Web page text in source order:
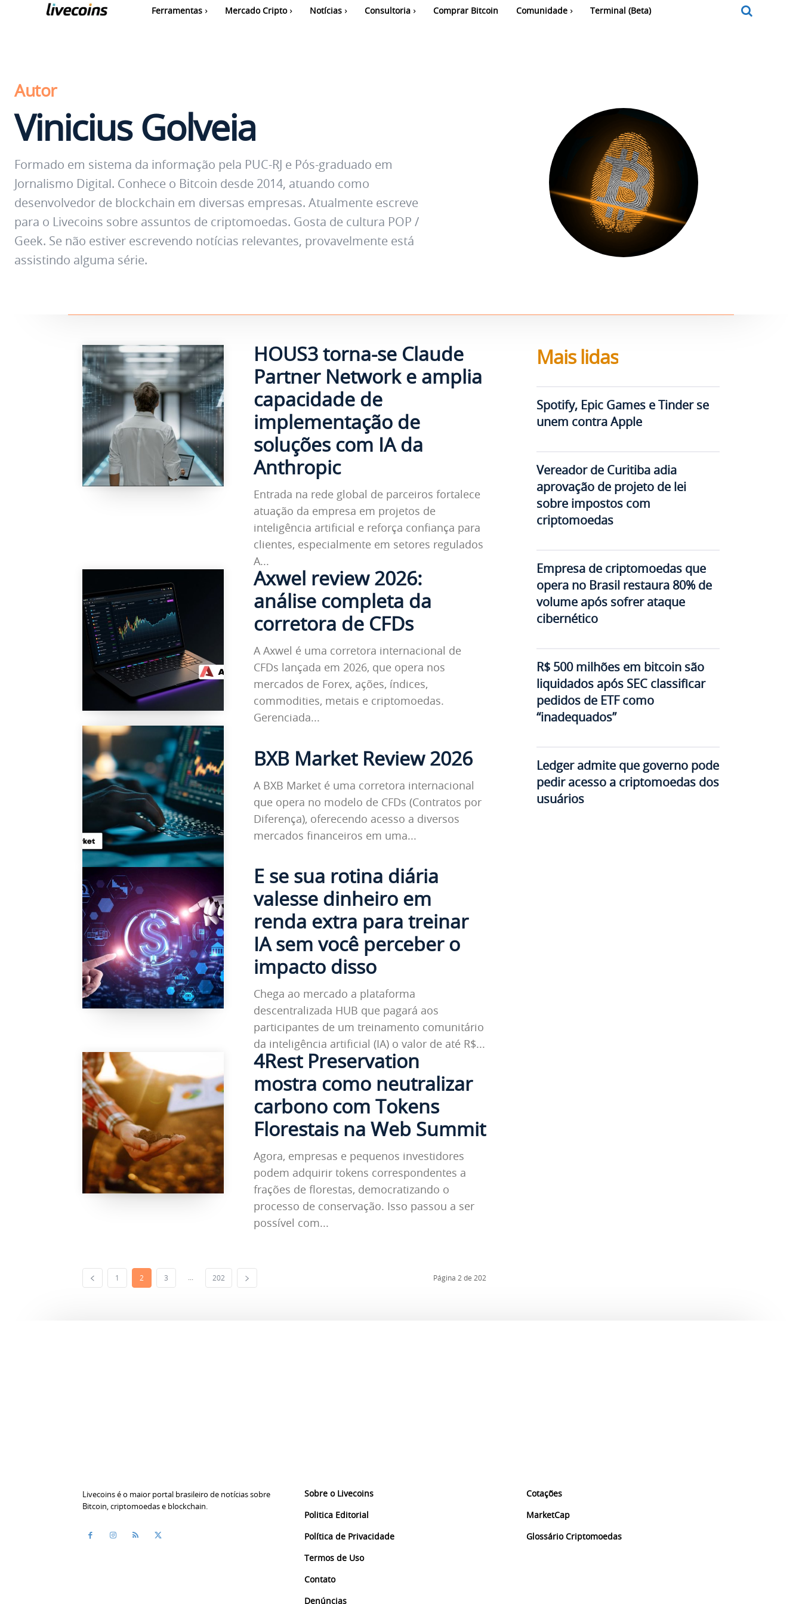
Ferramentas Mercado Cripto Notícias Consultoria Comprar Bitcoin Comunidade Terminal (Beta)
Autor
Vinicius Golveia
Formado em sistema da informação pela PUC-RJ e Pós-graduado em
Jornalismo Digital. Conhece o Bitcoin desde 2014, atuando como
desenvolvedor de blockchain em diversas empresas. Atualmente escreve
para o Livecoins sobre assuntos de criptomoedas. Gosta de cultura POP /
Geek. Se não estiver escrevendo notícias relevantes, provavelmente está
assistindo alguma série.
HOUS3 torna-se Claude
Partner Network e amplia
capacidade de
implementação de
soluções com IA da
Anthropic
Entrada na rede global de parceiros fortalece
atuação da empresa em projetos de
inteligência artificial e reforça confiança para
clientes, especialmente em setores regulados
A...
Axwel review 2026:
análise completa da
corretora de CFDs
A Axwel é uma corretora internacional de
CFDs lançada em 2026, que opera nos
mercados de Forex, ações, índices,
commodities, metais e criptomoedas.
Gerenciada...
BXB Market Review 2026
A BXB Market é uma corretora internacional
que opera no modelo de CFDs (Contratos por
Diferença), oferecendo acesso a diversos
mercados financeiros em uma...
E se sua rotina diária
valesse dinheiro em
renda extra para treinar
IA sem você perceber o
impacto disso
Chega ao mercado a plataforma
descentralizada HUB que pagará aos
participantes de um treinamento comunitário
da inteligência artificial (IA) o valor de até R$...
4Rest Preservation
mostra como neutralizar
carbono com Tokens
Florestais na Web Summit
Agora, empresas e pequenos investidores
podem adquirir tokens correspondentes a
frações de florestas, democratizando o
processo de conservação. Isso passou a ser
possível com...
1 2 3 202 Página 2 de 202
Mais lidas
Spotify, Epic Games e Tinder se
unem contra Apple
Vereador de Curitiba adia
aprovação de projeto de lei
sobre impostos com
criptomoedas
Empresa de criptomoedas que
opera no Brasil restaura 80% de
volume após sofrer ataque
cibernético
R$ 500 milhões em bitcoin são
liquidados após SEC classificar
pedidos de ETF como
“inadequados”
Ledger admite que governo pode
pedir acesso a criptomoedas dos
usuários
Livecoins é o maior portal brasileiro de notícias sobre
Bitcoin, criptomoedas e blockchain.
Sobre o Livecoins
Politica Editorial
Política de Privacidade
Termos de Uso
Contato
Denúncias
Cotações
MarketCap
Glossário Criptomoedas